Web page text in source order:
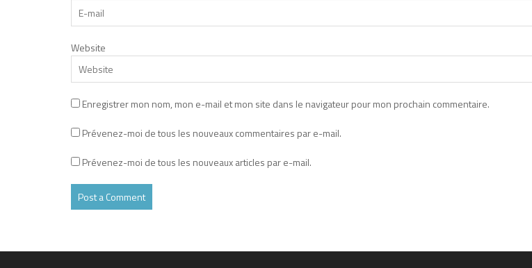
Website
Enregistrer mon nom, mon e-mail et mon site dans le navigateur pour mon prochain commentaire.
Prévenez-moi de tous les nouveaux commentaires par e-mail.
Prévenez-moi de tous les nouveaux articles par e-mail.